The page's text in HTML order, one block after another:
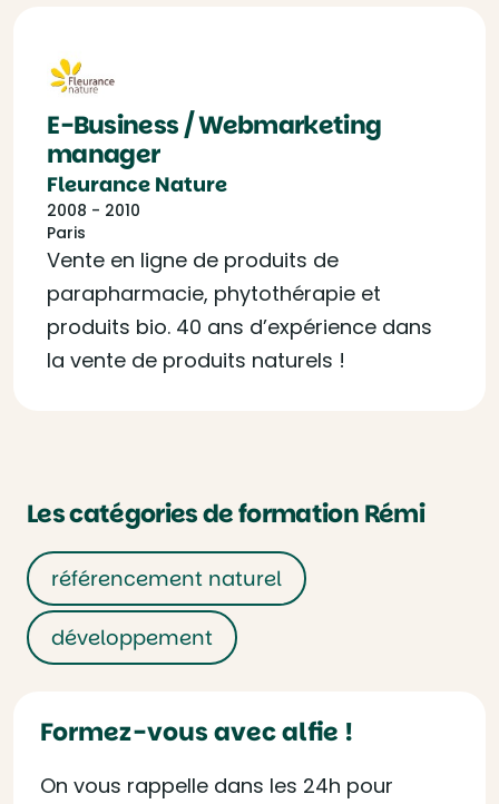
E-Business / Webmarketing
manager
Fleurance Nature
2008 - 2010
Paris
Vente en ligne de produits de
parapharmacie, phytothérapie et
produits bio. 40 ans d’expérience dans
la vente de produits naturels !
Les catégories de formation Rémi
référencement naturel
développement
Formez-vous avec alfie !
On vous rappelle dans les 24h pour